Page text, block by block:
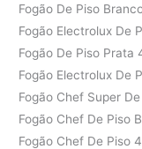
Fogão De Piso
Fogão Electrolux De
Fogão De Piso Prata
Fogão Electrolux De
Fogão Chef Super
Fogão Chef De Piso
Fogão Chef De Piso